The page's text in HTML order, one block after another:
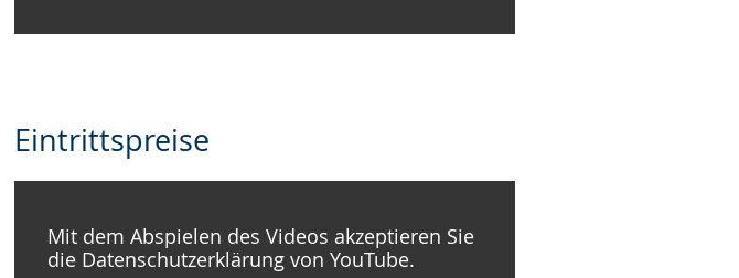
Eintrittspreise
Mit dem Abspielen des Videos akzeptieren Sie
die Datenschutzerklärung von YouTube.